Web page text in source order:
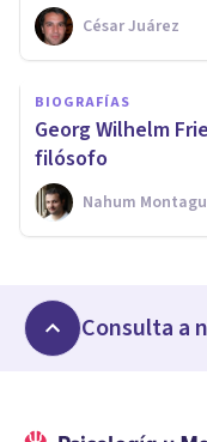
César Juárez
BIOGRAFÍAS
Georg Wilhelm
filósofo
Nahum
Consulta a